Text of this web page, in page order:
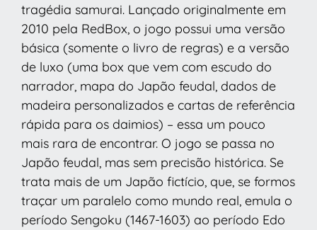
tragédia samurai. Lançado originalmente em
2010 pela RedBox, o jogo possui uma versão
básica (somente o livro de regras) e a versão
de luxo (uma box que vem com escudo do
narrador, mapa do Japão feudal, dados de
madeira personalizados e cartas de referência
rápida para os daimios) – essa um pouco
mais rara de encontrar. O jogo se passa no
Japão feudal, mas sem precisão histórica. Se
trata mais de um Japão fictício, que, se formos
traçar um paralelo como mundo real, emula o
período Sengoku (1467-1603) ao período Edo